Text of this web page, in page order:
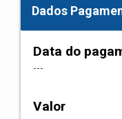
Dados
Data do
---
Valor